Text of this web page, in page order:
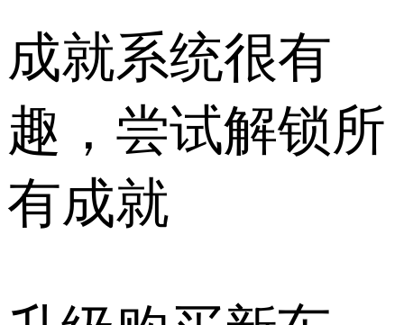
成就系统很有
趣，尝试解锁所
有成就